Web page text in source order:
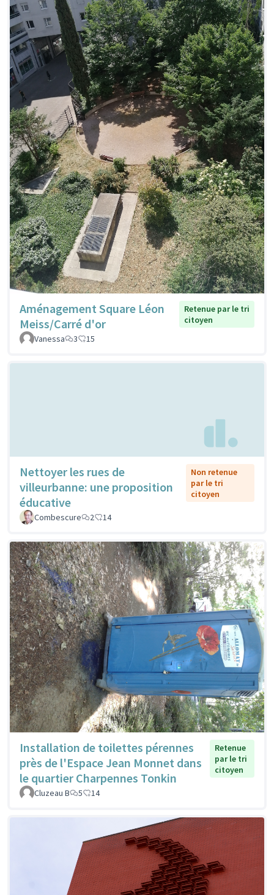
Aménagement Square Léon
Meiss/Carré d'or
Retenue par le tri
citoyen
Vanessa
3 15
Nettoyer les rues de
villeurbanne: une proposition
éducative
Non retenue
par le tri
citoyen
Combescure 2 14
Installation de toilettes pérennes
près de l'Espace Jean Monnet dans
le quartier Charpennes Tonkin
Retenue
par le tri
citoyen
Cluzeau B 5 14